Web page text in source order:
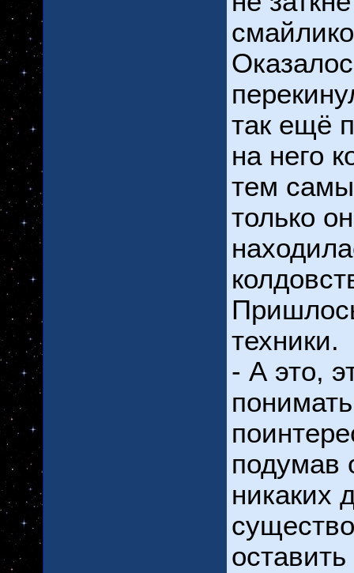
так ещё
на него
тем
только
техники.
- А это,
подумав
никаких